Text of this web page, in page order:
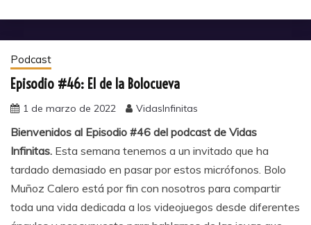
Podcast
Episodio #46: El de la Bolocueva
1 de marzo de 2022 VidasInfinitas
Bienvenidos al Episodio #46 del podcast de Vidas
Infinitas. Esta semana tenemos a un invitado que ha
tardado demasiado en pasar por estos micrófonos. Bolo
Muñoz Calero está por fin con nosotros para compartir
toda una vida dedicada a los videojuegos desde diferentes